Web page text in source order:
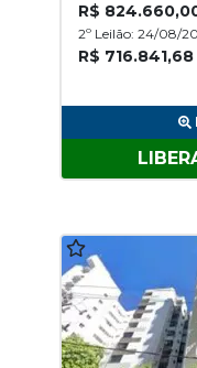
R$
2º Leilão: 24/08/
R$ 716.841,68